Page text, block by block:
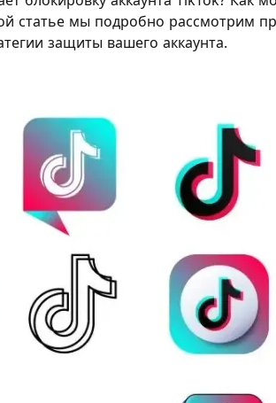
статье мы подробно рассмотрим
защиты вашего аккаунта.